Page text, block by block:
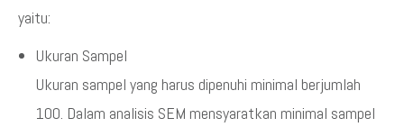
yaitu:
Ukuran Sampel
Ukuran sampel yang harus dipenuhi minimal berjumlah
100. Dalam analisis SEM mensyaratkan minimal sampel